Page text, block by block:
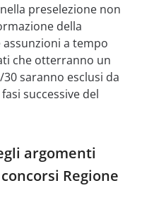
preselezione non
della
a tempo
che otterranno un
saranno esclusi da
successive del
argomenti
Regione